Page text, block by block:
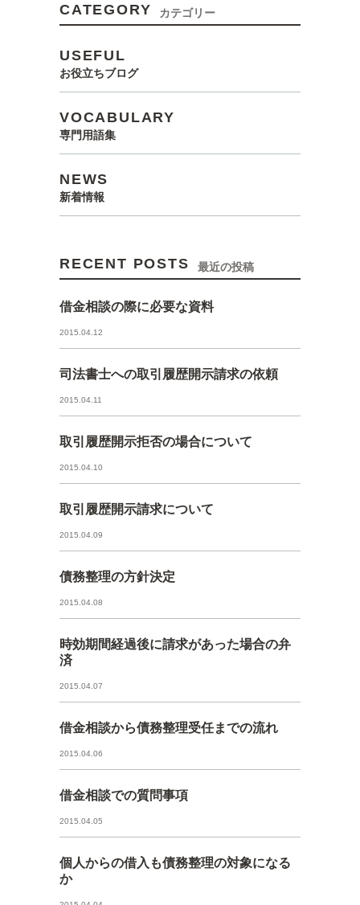
CATEGORY カテゴリー
USEFUL
お役立ちブログ
VOCABULARY
専門用語集
NEWS
新着情報
RECENT POSTS 最近の投稿
借金相談の際に必要な資料
2015.04.12
司法書士への取引履歴開示請求の依頼
2015.04.11
取引履歴開示拒否の場合について
2015.04.10
取引履歴開示請求について
2015.04.09
債務整理の方針決定
2015.04.08
時効期間経過後に請求があった場合の弁
済
2015.04.07
借金相談から債務整理受任までの流れ
2015.04.06
借金相談での質問事項
2015.04.05
個人からの借入も債務整理の対象になる
か